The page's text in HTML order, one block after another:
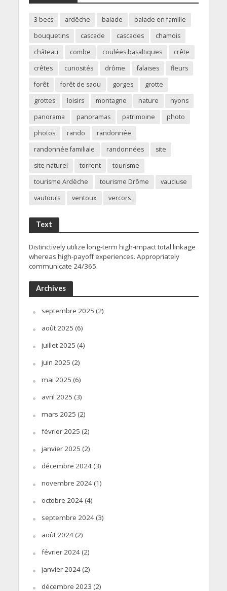
3 becs ardêche balade
balade en famille
bouquetins
cascade cascades
chamois
château
combe coulées basaltiques
crête
crêtes
curiosités drôme falaises
fleurs
forêt
forêt de saou gorges
grotte
grottes
loisirs montagne nature
nyons
panorama
panoramas patrimoine
photo
photos
rando
randonnée
randonnée familiale
randonnées
site
site naturel
torrent
tourisme
tourisme Ardèche
tourisme Drôme
vaucluse
vautours
ventoux vercors
Text
Distinctively utilize long-term high-impact total linkage
whereas high-payoff experiences. Appropriately
communicate 24/365.
Archives
septembre 2025 (2)
août 2025 (6)
juillet 2025 (4)
juin 2025 (2)
mai 2025 (6)
avril 2025 (3)
mars 2025 (2)
février 2025 (2)
janvier 2025 (2)
décembre 2024(3)
novembre 2024(1)
octobre 2024(4)
septembre 2024(3)
août 2024(2)
février 2024(2)
janvier 2024(2)
décembre 2023 (2)